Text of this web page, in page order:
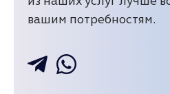
вашим потребностям.